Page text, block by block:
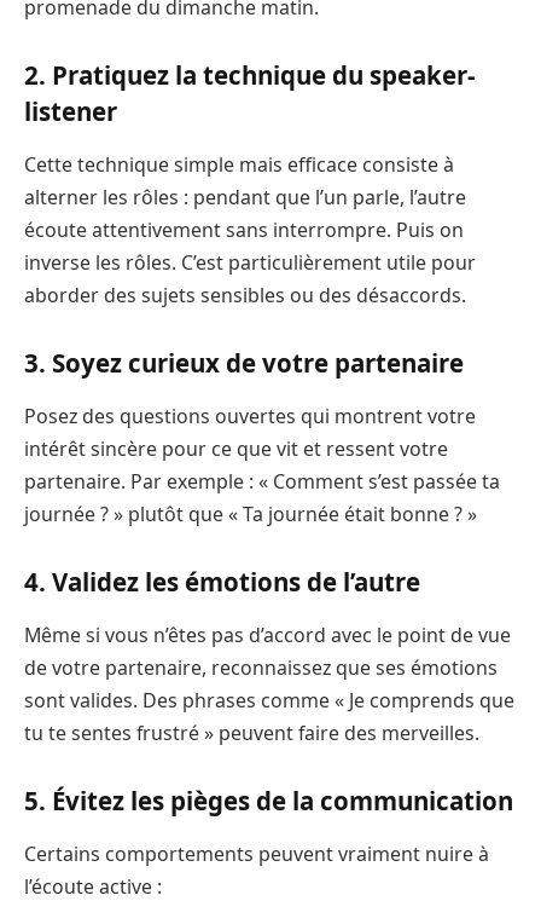
promenade du dimanche matin.
2. Pratiquez la technique du speaker-
listener
Cette technique simple mais efficace consiste à
alterner les rôles : pendant que l’un parle, l’autre
écoute attentivement sans interrompre. Puis on
inverse les rôles. C’est particulièrement utile pour
aborder des sujets sensibles ou des désaccords.
3. Soyez curieux de votre partenaire
Posez des questions ouvertes qui montrent votre
intérêt sincère pour ce que vit et ressent votre
partenaire. Par exemple : « Comment s’est passée ta
journée ? » plutôt que « Ta journée était bonne ? »
4. Validez les émotions de l’autre
Même si vous n’êtes pas d’accord avec le point de vue
de votre partenaire, reconnaissez que ses émotions
sont valides. Des phrases comme « Je comprends que
tu te sentes frustré » peuvent faire des merveilles.
5. Évitez les pièges de la communication
Certains comportements peuvent vraiment nuire à
l’écoute active :